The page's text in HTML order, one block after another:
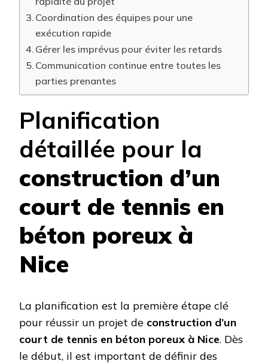
Coordination des équipes pour une
exécution rapide
Gérer les imprévus pour éviter les retards
Communication continue entre toutes les
parties prenantes
Planification
détaillée pour la
construction d’un
court de tennis en
béton poreux à
Nice
La planification est la première étape clé
pour réussir un projet de construction d’un
court de tennis en béton poreux à Nice. Dès
le début, il est important de définir des